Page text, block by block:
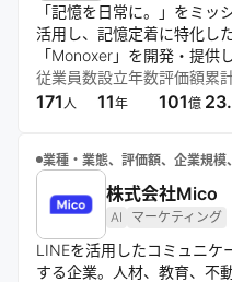
「記憶を日常に。」をミッ
活用し、記憶定着に特化し
「Monoxer」を開発・提供
め、大手企業へも広く展開
人のエンパワーメントと記
従業員数
171 人
設立年数
11年
評価額
101億
累
業種・業態、評価額、企業規
株式会社Mico
AI マーケティング
LINEを活用したコミュニケ
する企業。人材、教育、不